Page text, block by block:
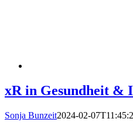
xR in Gesundheit &
Sonja Bunzeit2024-02-